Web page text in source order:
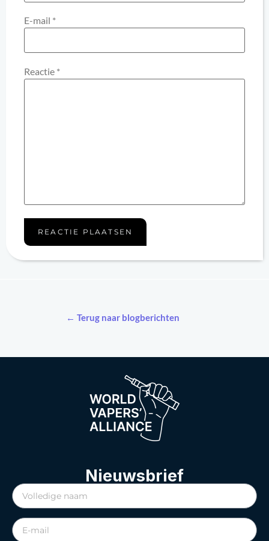
E-mail *
Reactie *
← Terug naar blogberichten
Nieuwsbrief